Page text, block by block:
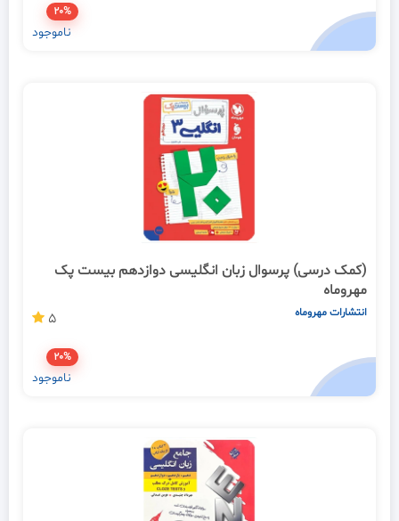
20%
ناموجود
(کمک درسی) پرسوال زبان انگلیسی دوازدهم بیست پک
مهروماه
انتشارات مهروماه 5
20%
ناموجود